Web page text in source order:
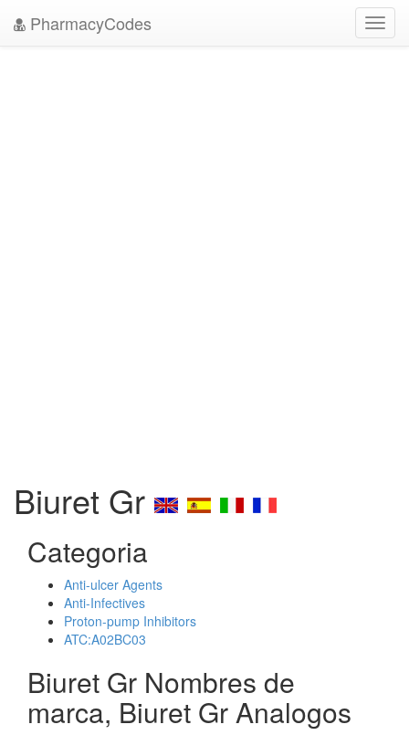
PharmacyCodes
Biuret Gr
Categoria
Anti-ulcer Agents
Anti-Infectives
Proton-pump Inhibitors
ATC:A02BC03
Biuret Gr Nombres de
marca, Biuret Gr Analogos